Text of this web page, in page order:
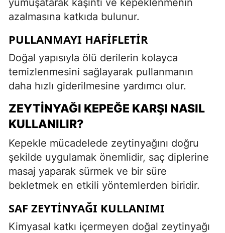
yumuşatarak kaşıntı ve kepeklenmenin
azalmasına katkıda bulunur.
PULLANMAYI HAFIFLETIR
Doğal yapısıyla ölü derilerin kolayca
temizlenmesini sağlayarak pullanmanın
daha hızlı giderilmesine yardımcı olur.
ZEYTINYAĞI KEPEĞE KARŞI NASIL
KULLANILIR?
Kepekle mücadelede zeytinyağını doğru
şekilde uygulamak önemlidir, saç diplerine
masaj yaparak sürmek ve bir süre
bekletmek en etkili yöntemlerden biridir.
SAF ZEYTINYAĞI KULLANIMI
Kimyasal katkı içermeyen doğal zeytinyağı